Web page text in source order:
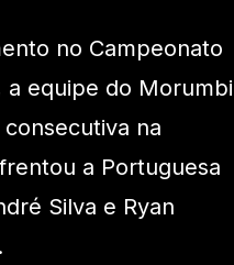
no Campeonato
a equipe do Morumbi
na
a Portuguesa
Silva e Ryan